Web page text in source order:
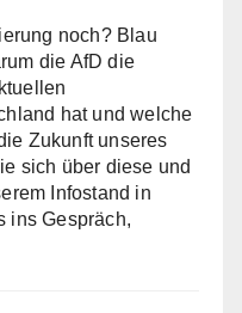
noch? Blau
die AfD die
hat und welche
Zukunft unseres
sich über diese und
Infostand in
ins Gespräch,